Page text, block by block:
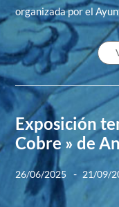
organizada por el
Exposición
Cobre » de
26/06/2025 - 21/09/